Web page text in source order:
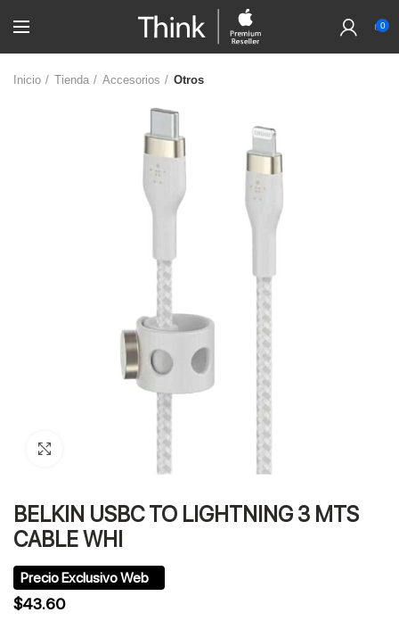
0
Inicio Tienda Accesorios Otros
BELKIN USBC TO LIGHTNING 3 MTS
CABLE WHI
$43.60